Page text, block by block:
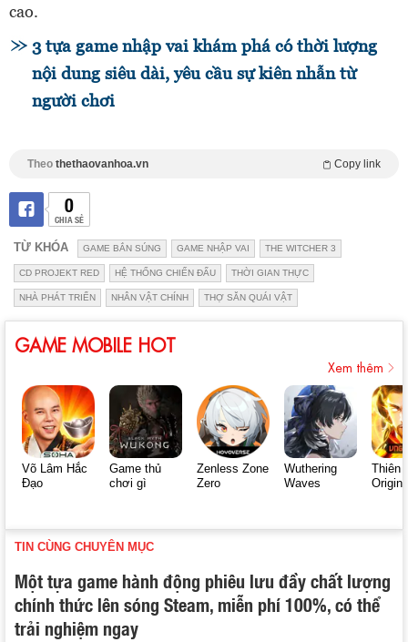
cao.
3 tựa game nhập vai khám phá có thời lượng
nội dung siêu dài, yêu cầu sự kiên nhẫn từ
người chơi
Theo thethaovanhoa.vn Copy link
0
CHIA SẺ
TỪ KHÓA GAME BẮN SÚNG GAME NHẬP VAI THE WITCHER 3
CD PROJEKT RED HỆ THỐNG CHIẾN ĐẤU THỜI GIAN THỰC
NHÀ PHÁT TRIỂN NHÂN VẬT CHÍNH THỢ SĂN QUÁI VẬT
GAME MOBILE HOT
Xem thêm
Võ Lâm Hắc
Đạo
Game thủ
chơi gì
Zenless Zone
Zero
Wuthering
Waves
Thiên
Origin
TIN CÙNG CHUYÊN MỤC
Một tựa game hành động phiêu lưu đầy chất lượng
chính thức lên sóng Steam, miễn phí 100%, có thể
trải nghiệm ngay